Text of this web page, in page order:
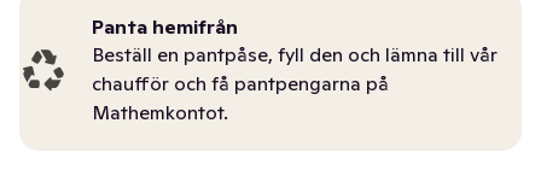
Panta hemifrån
Beställ en pantpåse, fyll den och lämna till vår
chaufför och få pantpengarna på
Mathemkontot.